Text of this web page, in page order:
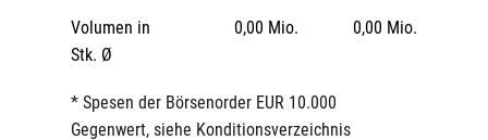
* Spesen der Börsenorder EUR 10.000
Gegenwert, siehe Konditionsverzeichnis
Volumen in
Stk. Ø
0,00 Mio. 0,00 Mio.